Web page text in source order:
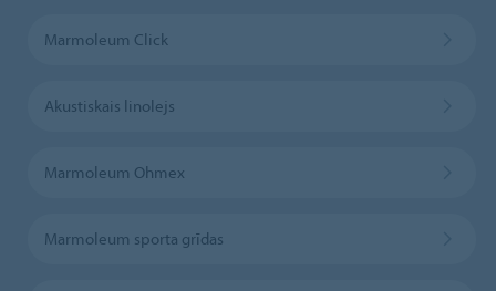
Marmoleum Click
Akustiskais linolejs
Marmoleum Ohmex
Marmoleum sporta grīdas